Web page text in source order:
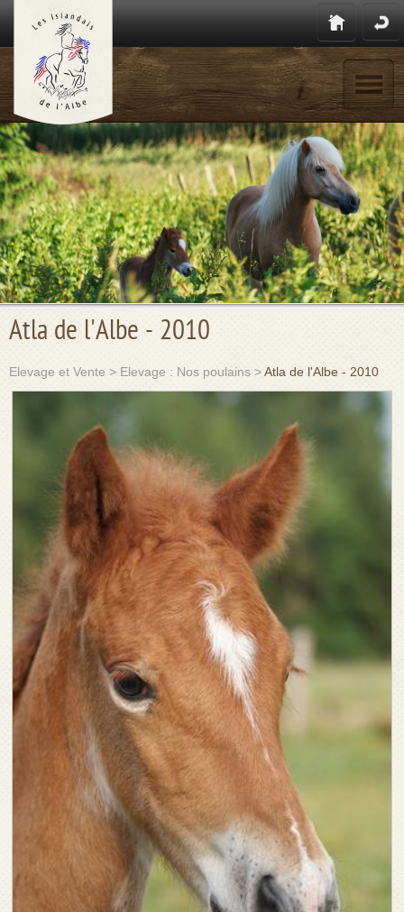
Atla de l'Albe - 2010
Elevage et Vente > Elevage : Nos poulains >Atla de l'Albe - 2010